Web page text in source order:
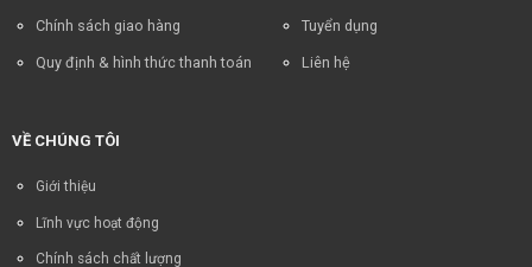
Chính sách giao hàng
Quy định & hình thức thanh toán
Tuyển dụng
Liên hệ
VỀ CHÚNG TÔI
Giới thiệu
Lĩnh vực hoạt động
Chính sách chất lượng